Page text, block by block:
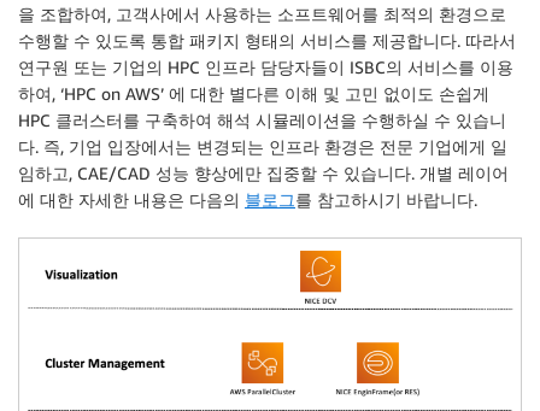
을 조합하여, 고객사에서 사용하는 소프트웨어를 최적의 환경으로
수행할 수 있도록 통합 패키지 형태의 서비스를 제공합니다. 따라서
연구원 또는 기업의 HPC 인프라 담당자들이 ISBC의 서비스를 이용
하여, ‘HPC on AWS’ 에 대한 별다른 이해 및 고민 없이도 손쉽게
HPC 클러스터를 구축하여 해석 시뮬레이션을 수행하실 수 있습니
다. 즉, 기업 입장에서는 변경되는 인프라 환경은 전문 기업에게 일
임하고, CAE/CAD 성능 향상에만 집중할 수 있습니다. 개별 레이어
에 대한 자세한 내용은 다음의 블로그를 참고하시기 바랍니다.